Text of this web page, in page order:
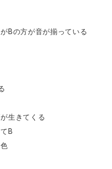
Bの方が音が揃っている
生きてくる
B